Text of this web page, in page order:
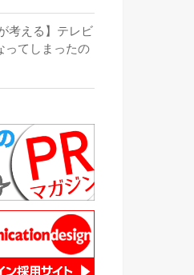
考える】テレビ
ってしまったの